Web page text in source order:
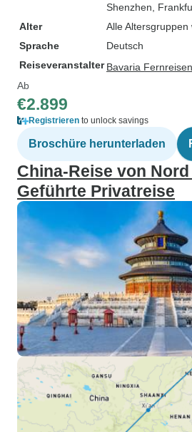
Shenzhen ,
Alter
Alle Altersgruppen
Sprache
Deutsch
Reiseveranstalter Bavaria Fernreisen
Ab
€2.899
Registrieren to unlock savings
Broschüre herunterladen
China-Reise von
Geführte Privatreise